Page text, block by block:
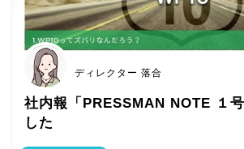
ディレクター 落合
社内報「PRESSMAN NOTE １
した